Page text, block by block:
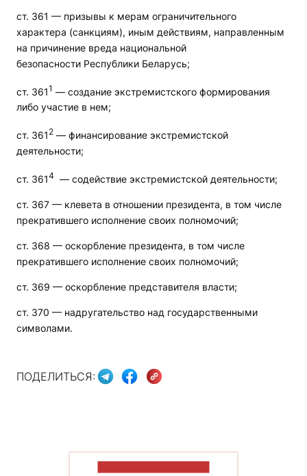
ст. 361 — призывы к мерам ограничительного
характера (санкциям), иным действиям, направленным
на причинение вреда национальной
безопасности Республики Беларусь;
ст. 3611 — создание экстремистского формирования
либо участие в нем;
ст. 361 2 — финансирование экстремистской
деятельности;
ст. 3614 — содействие экстремистской деятельности;
ст. 367 — клевета в отношении президента, в том числе
прекратившего исполнение своих полномочий;
ст. 368 — оскорбление президента, в том числе
прекратившего исполнение своих полномочий;
ст. 369 — оскорбление представителя власти;
ст. 370 — надругательство над государственными
символами.
ПОДЕЛИТЬСЯ: